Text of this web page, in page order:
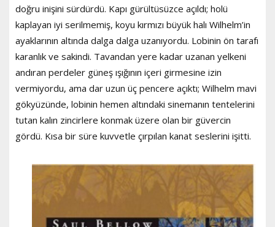
doğru inişini sürdürdü. Kapı gürültüsüzce açıldı; holü
kaplayan iyi serilmemiş, koyu kırmızı büyük halı Wilhelm’in
ayaklarının altında dalga dalga uzanıyordu. Lobinin ön tarafı
karanlık ve sakindi. Tavandan yere kadar uzanan yelkeni
andıran perdeler güneş ışığının içeri girmesine izin
vermiyordu, ama dar uzun üç pencere açıktı; Wilhelm mavi
gökyüzünde, lobinin hemen altındaki sinemanın tentelerini
tutan kalın zincirlere konmak üzere olan bir güvercin
gördü. Kısa bir süre kuvvetle çırpılan kanat seslerini işitti.